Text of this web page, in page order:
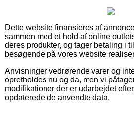
Dette website finansieres af
sammen med et hold af online
deres produkter, og tager betaling i
besøgende på vores website
Anvisninger vedrørende varer og
opretholdes nu og da, men vi
modifikationer der er udarbejdet
opdaterede de anvendte data.